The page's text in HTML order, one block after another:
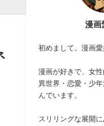
漫画
初めまして。漫画愛
漫画が好きで、女性
異世界・恋愛・少年
んでいます。
スリリングな展開